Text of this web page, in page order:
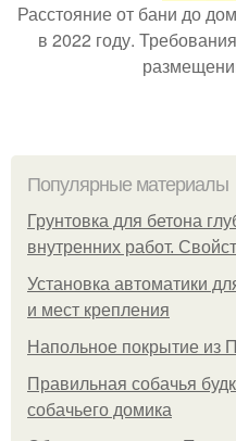
Расстояние от бани до
в 2022 году.
Популярные материалы
Грунтовка для бетона
внутренних работ.
Установка автоматики
и мест крепления
Напольное покрытие из
Правильная собачья
собачьего домика